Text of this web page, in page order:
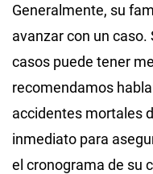
Generalmente, su
avanzar con un
casos puede tener
recomendamos
accidentes mortales
inmediato para
el cronograma de su